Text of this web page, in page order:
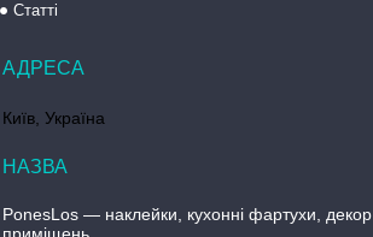
Статті
Київ, Україна
PonesLos ― наклейки, кухонні фартухи, декор